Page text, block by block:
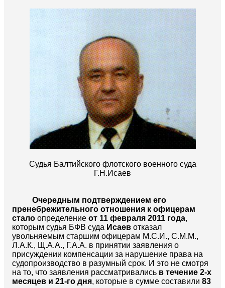
Судья Балтийского флотского военного суда
Г.Н.Исаев
Очередным подтверждением его
пренебрежительного отношения к офицерам
стало определение от 11 февраля 2011 года,
которым судья БФВ суда Исаев отказал
увольняемым старшим офицерам М.С.И., С.М.М.,
Л.А.К., Щ.А.А., Г.А.А. в принятии заявления о
присуждении компенсации за нарушение права на
судопроизводство в разумный срок. И это не смотря
на то, что заявления рассматривались в течение 2-х
месяцев и 21-го дня, которые в сумме составили 83